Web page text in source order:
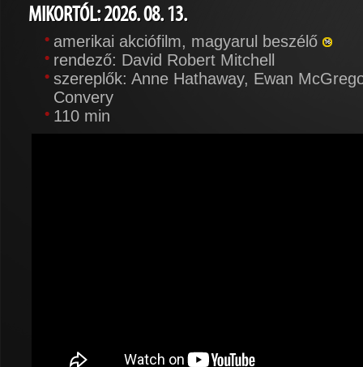
MIKORTÓL: 2026. 08. 13.
amerikai akciófilm, magyarul beszélő
rendező: David Robert Mitchell
szereplők: Anne Hathaway, Ewan
Convery
110 min